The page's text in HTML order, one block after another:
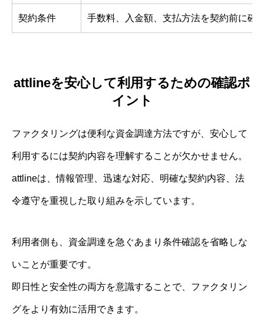
契約条件 手数料、入金額、支払方法を契約前に確
attlineを安心して利用するための確認ポ
イント
ファクタリングは便利な資金調達方法ですが、安心して
利用するには契約内容を理解することが欠かせません。
attlineは、情報管理、迅速な対応、明確な契約内容、法
令遵守を重視した取り組みを示しています。
利用者側も、資金調達を急ぐあまり条件確認を省略しな
いことが重要です。
即日性と安全性の両方を意識することで、ファクタリン
グをより有効に活用できます。